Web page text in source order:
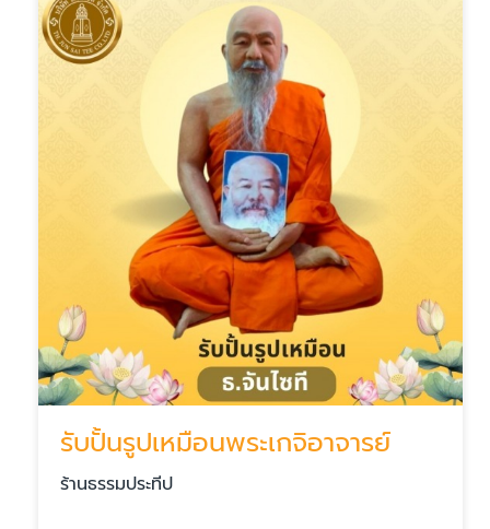
รับปั้นรูปเหมือนพระเกจิอาจารย์
ร้านธรรมประทีป